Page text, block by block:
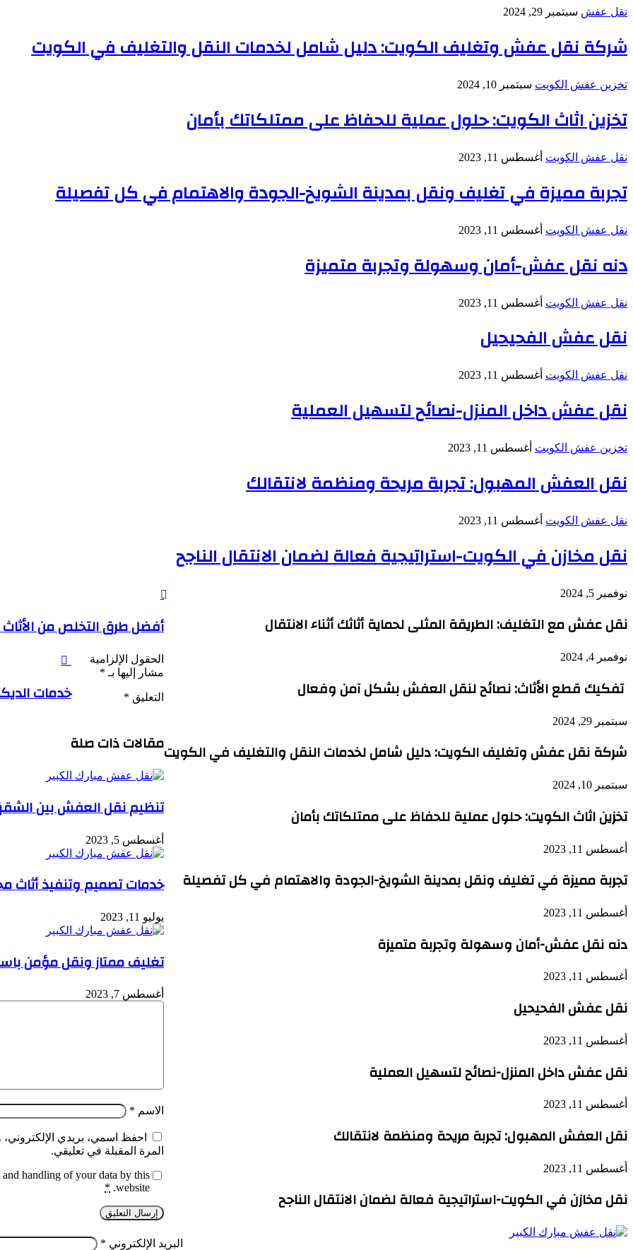
نقل عفش سبتمبر 29, 2024
شركة نقل عفش وتغليف الكويت: دليل شامل لخدمات النقل والتغليف في الكويت
تخزين عفش الكويت سبتمبر 10, 2024
تخزين اثاث الكويت: حلول عملية للحفاظ على ممتلكاتك بأمان
نقل عفش الكويت أغسطس 11, 2023
تجربة مميزة في تغليف ونقل بمدينة الشويخ-الجودة والاهتمام في كل تفصيلة
نقل عفش الكويت أغسطس 11, 2023
دنه نقل عفش-أمان وسهولة وتجربة متميزة
نقل عفش الكويت أغسطس 11, 2023
نقل عفش الفحيحيل
نقل عفش الكويت أغسطس 11, 2023
نقل عفش داخل المنزل-نصائح لتسهيل العملية
تخزين عفش الكويت أغسطس 11, 2023
نقل العفش المهبول: تجربة مريحة ومنظمة لانتقالك
نقل عفش الكويت أغسطس 11, 2023
نقل مخازن في الكويت-استراتيجية فعالة لضمان الانتقال الناجح
نوفمبر 5, 2024
نقل عفش مع التغليف: الطريقة المثلى لحماية أثاثك أثناء الانتقال
نوفمبر 4, 2024
تفكيك قطع الأثاث: نصائح لنقل العفش بشكل آمن وفعال
سبتمبر 29, 2024
شركة نقل عفش وتغليف الكويت: دليل شامل لخدمات النقل والتغليف في الكويت
سبتمبر 10, 2024
تخزين اثاث الكويت: حلول عملية للحفاظ على ممتلكاتك بأمان
أغسطس 11, 2023
تجربة مميزة في تغليف ونقل بمدينة الشويخ-الجودة والاهتمام في كل تفصيلة
أغسطس 11, 2023
دنه نقل عفش-أمان وسهولة وتجربة متميزة
أغسطس 11, 2023
نقل عفش الفحيحيل
أغسطس 11, 2023
نقل عفش داخل المنزل-نصائح لتسهيل العملية
أغسطس 11, 2023
نقل العفش المهبول: تجربة مريحة ومنظمة لانتقالك
أغسطس 11, 2023
نقل مخازن في الكويت-استراتيجية فعالة لضمان الانتقال الناجح
أفضل طرق التخلص من
خدمات
مقالات ذات صلة
تنظيم نقل العفش بين
أغسطس 5, 2023
خدمات تصميم وتنفيذ
يوليو 11, 2023
تغليف ممتاز ونقل مؤمن
أغسطس 7, 2023
الحقول الإلزامية
مشار إليها بـ *
التعليق *
الاسم *
البريد الإلكتروني *
احفظ اسمي، بريدي الإلكتروني،
المرة المقبلة في تعليقي.
handling of your data by this
website.
*